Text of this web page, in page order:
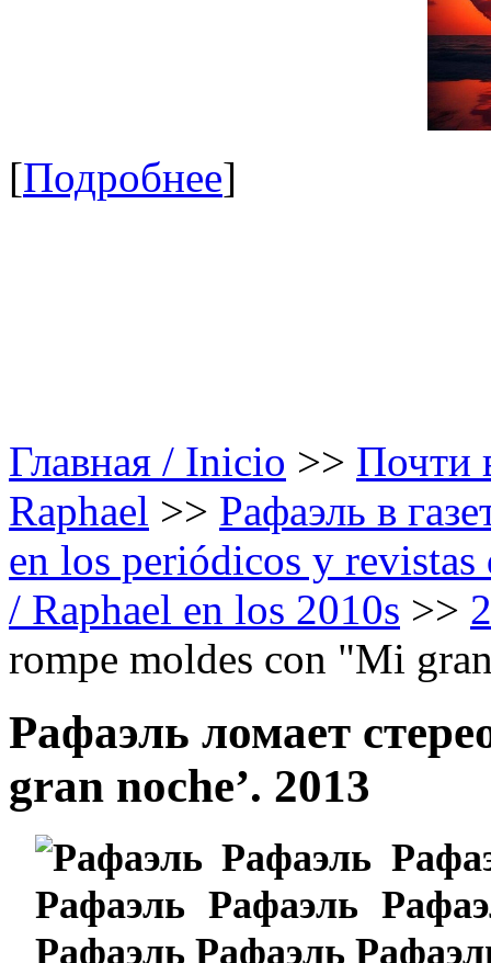
[Подробнее]
Главная / Inicio >> Почти
Raphael >> Рафаэль в
en los periódicos y
/ Raphael en los 2010s >>
rompe moldes con "Mi
Рафаэль ломает
gran noche’. 2013